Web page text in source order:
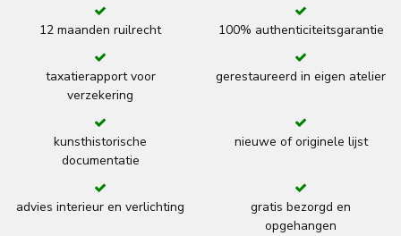
12 maanden ruilrecht 100% authenticiteitsgarantie
taxatierapport voor
verzekering
gerestaureerd in eigen atelier
kunsthistorische
documentatie
nieuwe of originele lijst
advies interieur en verlichting
gratis bezorgd en
opgehangen